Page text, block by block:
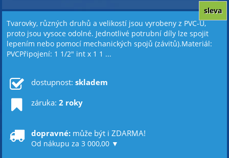
Tvarovky, různých druhů a velikostí jsou vyrobeny z PVC-U,
proto jsou vysoce odolné. Jednotlivé potrubní díly lze spojit
lepením nebo pomocí mechanických spojů (závitů).Materiál:
PVCPřipojení: 1 1/2" int x 1 1 ...
sleva
dostupnost: skladem
záruka: 2 roky
dopravné: může být i ZDARMA!
Od nákupu za 3 000,00 ▼